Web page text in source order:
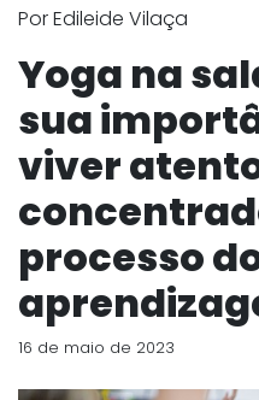
Por Edileide Vilaça
Yoga na
sua
viver
processo
16 de maio de 2023